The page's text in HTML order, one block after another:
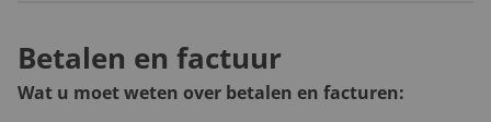
Betalen en factuur
Wat u moet weten over betalen en facturen: